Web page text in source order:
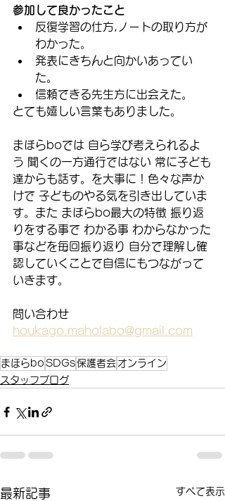
参加して良かったこと
反復学習の仕方,ノートの取り方が
わかった。
発表にきちんと向かいあってい
た。
信頼できる先生方に出会えた。
とても嬉しい言葉もありました。
まほらboでは 自ら学び考えられるよ
う 聞くの一方通行ではない 常に子ども
達からも話す。を大事に！色々な声か
けで 子どものやる気を引き出していま
す。また まほらbo最大の特徴 振り返
りをする事で わかる事 わからなかった
事などを毎回振り返り 自分で理解し確
認していくことで自信にもつながって
いきます。
問い合わせ
houkago.maholabo@gmail.com
まほらbo SDGs保護者会 オンライン
スタッフブログ
最新記事 すべて表示